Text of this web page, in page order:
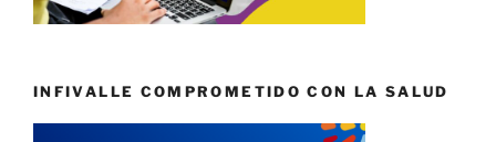
INFIVALLE COMPROMETIDO CON LA SALUD